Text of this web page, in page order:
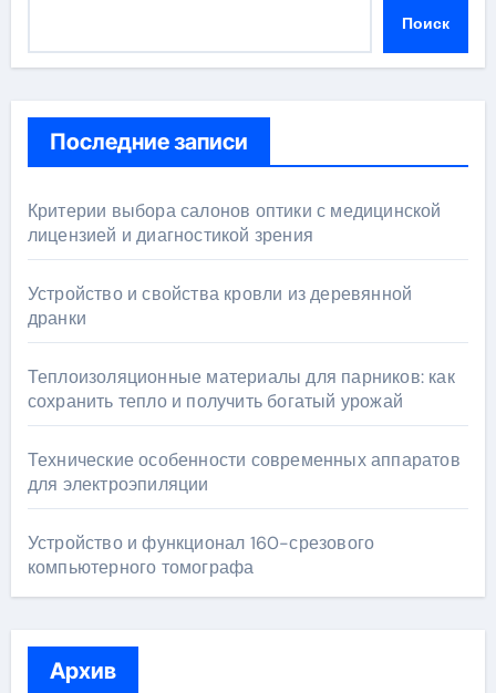
Поиск
Последние записи
Критерии выбора салонов оптики с медицинской
лицензией и диагностикой зрения
Устройство и свойства кровли из деревянной
дранки
Теплоизоляционные материалы для парников: как
сохранить тепло и получить богатый урожай
Технические особенности современных аппаратов
для электроэпиляции
Устройство и функционал 160-срезового
компьютерного томографа
Архив